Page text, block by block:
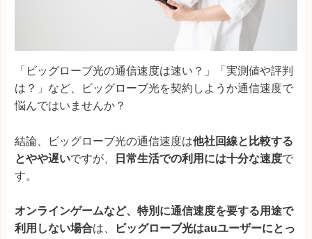
「ビッグローブ光の通信速度は速い？」「実測値や評判
は？」など、ビッグローブ光を契約しようか通信速度で
悩んではいませんか？
結論、ビッグローブ光の通信速度は他社回線と比較する
とやや遅いですが、 日常生活での利用には十分な速度で
す。
オンラインゲームなど、特別に通信速度を要する用途で
利用しない場合は、
ビッグローブ光はauユーザーにとっ